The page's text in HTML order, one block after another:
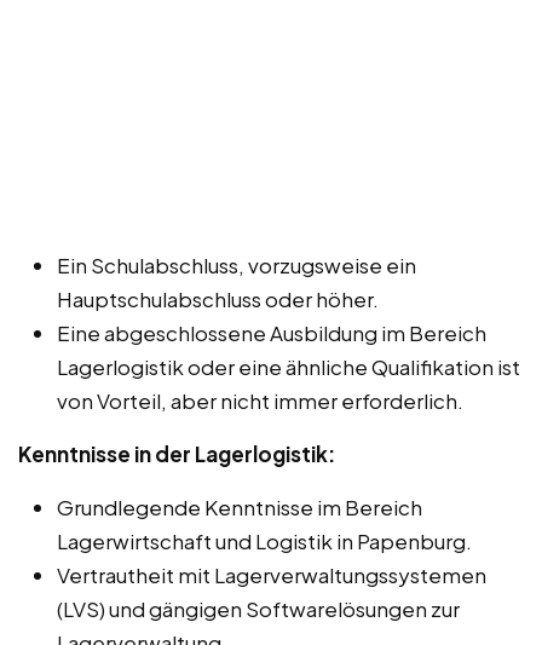
Ein Schulabschluss, vorzugsweise ein
Hauptschulabschluss oder höher.
Eine abgeschlossene Ausbildung im Bereich
Lagerlogistik oder eine ähnliche Qualifikation ist
von Vorteil, aber nicht immer erforderlich.
Kenntnisse in der Lagerlogistik:
Grundlegende Kenntnisse im Bereich
Lagerwirtschaft und Logistik in Papenburg.
Vertrautheit mit Lagerverwaltungssystemen
(LVS) und gängigen Softwarelösungen zur